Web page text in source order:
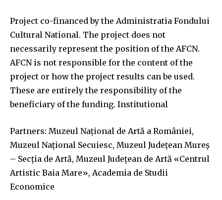
Project co-financed by the Administratia Fondului
Cultural National. The project does not
necessarily represent the position of the AFCN.
AFCN is not responsible for the content of the
project or how the project results can be used.
These are entirely the responsibility of the
beneficiary of the funding. Institutional
Partners: Muzeul Național de Artă a României,
Muzeul Național Secuiesc, Muzeul Județean Mureș
– Secția de Artă, Muzeul Judeţean de Artă «Centrul
Artistic Baia Mare», Academia de Studii
Economice